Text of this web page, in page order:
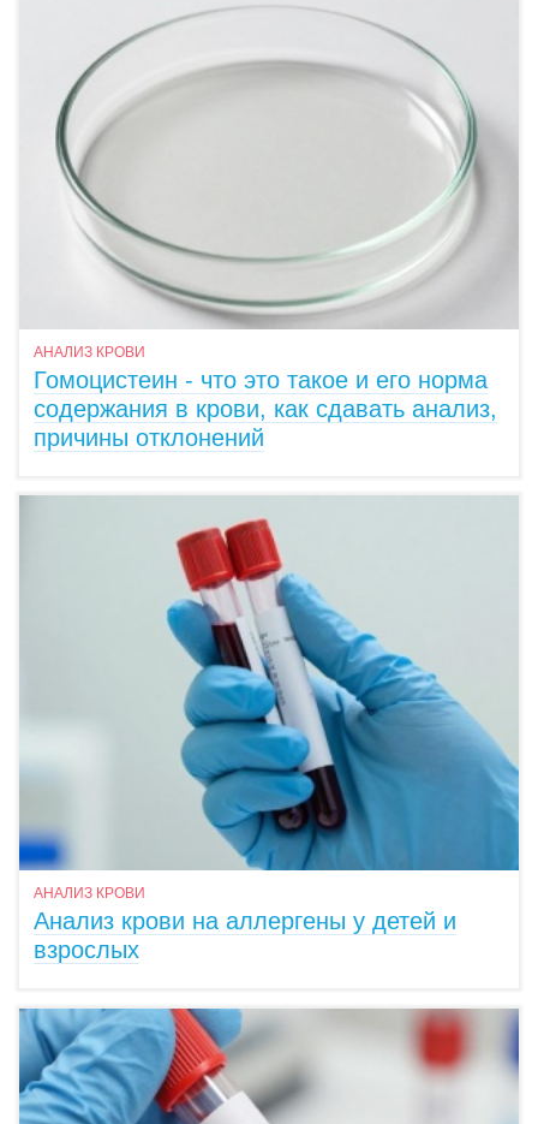
АНАЛИЗ КРОВИ
Гомоцистеин - что это такое и его норма
содержания в крови, как сдавать анализ,
причины отклонений
АНАЛИЗ КРОВИ
Анализ крови на аллергены у детей и
взрослых